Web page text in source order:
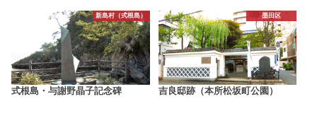
新島村（式根島）
式根島・与謝野晶子記念碑
墨田区
吉良邸跡（本所松坂町公園）